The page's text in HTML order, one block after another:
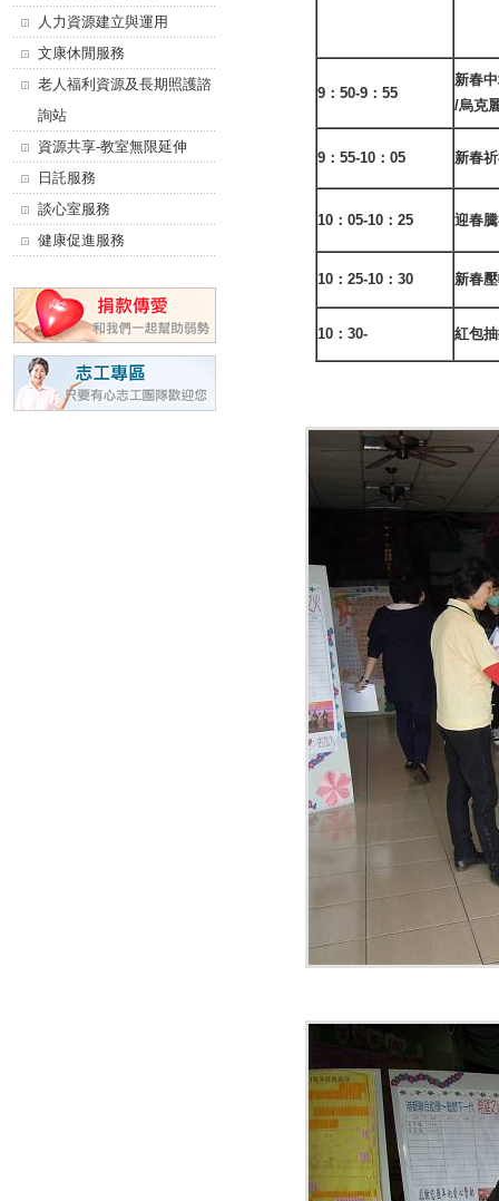
9：50-9：55
新春
/烏克
9：55-10：05 新春
10：05-10：25 迎春
10：25-10：30 新春
10：30- 紅包
人力資源建立與運用
文康休閒服務
老人福利資源及長期照護諮
詢站
資源共享-教室無限延伸
日託服務
談心室服務
健康促進服務